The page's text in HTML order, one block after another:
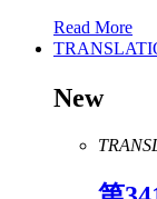
Read More
New